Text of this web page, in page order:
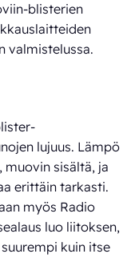
blisterien
valmistelussa.
lujuus. Lämpö
sisältä, ja
erittäin tarkasti.
myös Radio
luo liitoksen,
kuin itse